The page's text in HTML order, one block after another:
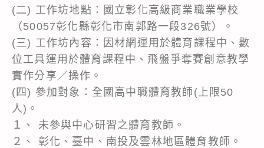
(二) 工作坊地點：國立彰化高級商業職業學校
（50057彰化縣彰化市南郭路一段326號）。
(三) 工作坊內容：因材網運用於體育課程中、數
位工具運用於體育課程中、飛盤爭奪賽創意教學
實作分享／操作。
(四) 參加對象：全國高中職體育教師(上限50
人)。
１、 未參與中心研習之體育教師。
２、 彰化、臺中、南投及雲林地區體育教師。